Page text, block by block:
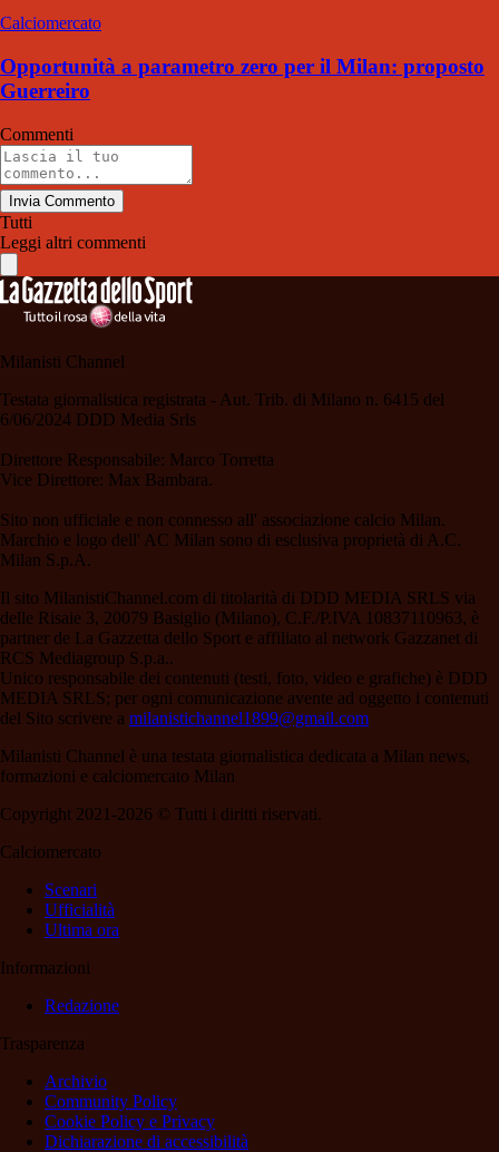
Calciomercato
Opportunità a parametro zero per il Milan: proposto
Guerreiro
Commenti
Invia Commento
Tutti
Leggi altri commenti
Milanisti Channel
Testata giornalistica registrata - Aut. Trib. di Milano n. 6415 del
6/06/2024 DDD Media Srls
Direttore Responsabile: Marco Torretta
Vice Direttore: Max Bambara.
Sito non ufficiale e non connesso all' associazione calcio Milan.
Marchio e logo dell' AC Milan sono di esclusiva proprietà di A.C.
Milan S.p.A.
Il sito MilanistiChannel.com di titolarità di DDD MEDIA SRLS via
delle Risaie 3, 20079 Basiglio (Milano), C.F./P.IVA 10837110963, è
partner de La Gazzetta dello Sport e affiliato al network Gazzanet di
RCS Mediagroup S.p.a..
Unico responsabile dei contenuti (testi, foto, video e grafiche) è DDD
MEDIA SRLS; per ogni comunicazione avente ad oggetto i contenuti
del Sito scrivere a milanistichannel1899@gmail.com
Milanisti Channel è una testata giornalistica dedicata a Milan news,
formazioni e calciomercato Milan
Copyright 2021-2026 © Tutti i diritti riservati.
Calciomercato
Scenari
Ufficialità
Ultima ora
Informazioni
Redazione
Trasparenza
Archivio
Community Policy
Cookie Policy e Privacy
Dichiarazione di accessibilità